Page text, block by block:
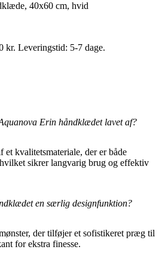
40x60 cm, hvid
kr. Leveringstid: 5-7 dage.
Erin håndklædet lavet af?
kvalitetsmateriale, der er både
sikrer langvarig brug og effektiv
en særlig designfunktion?
der tilføjer et sofistikeret præg til
for ekstra finesse.